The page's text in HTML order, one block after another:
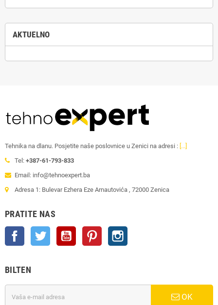
AKTUELNO
Tehnika na dlanu. Posjetite naše poslovnice u Zenici na adresi : [...]
Tel: +387-61-793-833
Email: info@tehnoexpert.ba
Adresa 1: Bulevar Ezhera Eze Arnautovića , 72000 Zenica
PRATITE NAS
Facebook Twitter YouTube Pinterest
BILTEN
OK